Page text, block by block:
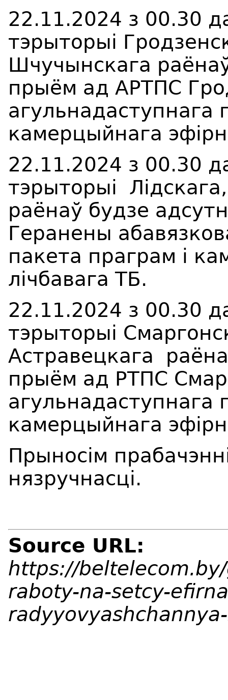
22.11.2024 з 00.30 д
тэрыторыi
Шчучынскага
прыём ад АРТПС
агульнадаступнага
камерцыйнага
22.11.2024 з 00.30 д
тэрыторыi
раёнаў будзе
Геранены
пакета праграм і
лічбавага ТБ.
22.11.2024 з 00.30 д
тэрыторыi
Астравецкага
прыём ад РТПС
агульнадаступнага
камерцыйнага
Прыносім
нязручнасці.
Source URL:
https://
raboty-na-setcy-